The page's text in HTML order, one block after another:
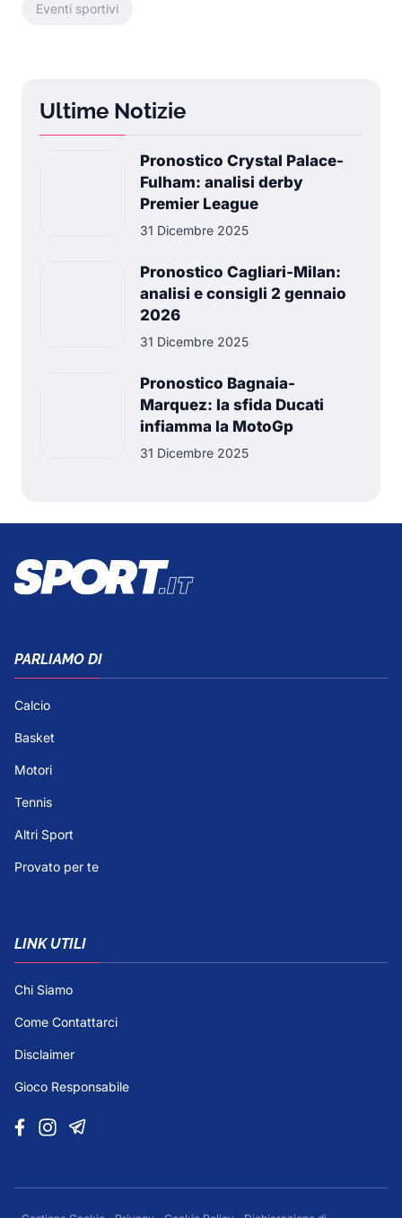
Eventi sportivi
Ultime Notizie
Pronostico Crystal Palace-
Fulham: analisi derby
Premier League
31 Dicembre 2025
Pronostico Cagliari-Milan:
analisi e consigli 2 gennaio
2026
31 Dicembre 2025
Pronostico Bagnaia-
Marquez: la sfida Ducati
infiamma la MotoGp
31 Dicembre 2025
PARLIAMO DI
Calcio
Basket
Motori
Tennis
Altri Sport
Provato per te
LINK UTILI
Chi Siamo
Come Contattarci
Disclaimer
Gioco Responsabile